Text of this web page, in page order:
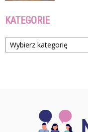
KATEGORIE
Kategorie